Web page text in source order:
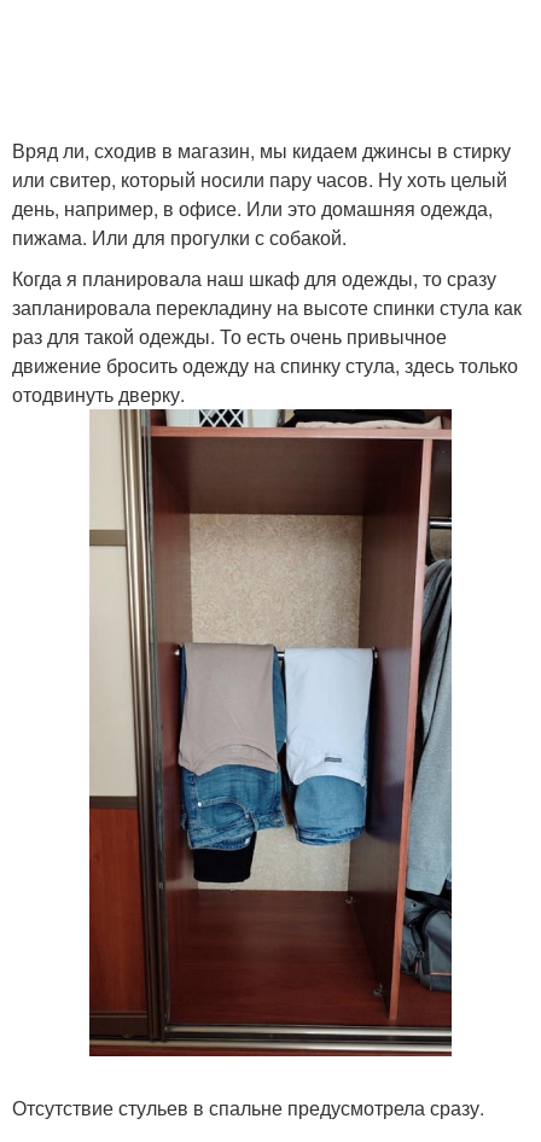
Вряд ли, сходив в магазин, мы кидаем джинсы в стирку
или свитер, который носили пару часов. Ну хоть целый
день, например, в офисе. Или это домашняя одежда,
пижама. Или для прогулки с собакой.
Когда я планировала наш шкаф для одежды, то сразу
запланировала перекладину на высоте спинки стула как
раз для такой одежды. То есть очень привычное
движение бросить одежду на спинку стула, здесь только
отодвинуть дверку.
Отсутствие стульев в спальне предусмотрела сразу.